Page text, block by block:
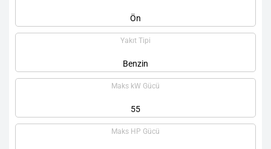
Ön
Yakıt Tipi
Benzin
Maks kW Gücü
55
Maks HP Gücü